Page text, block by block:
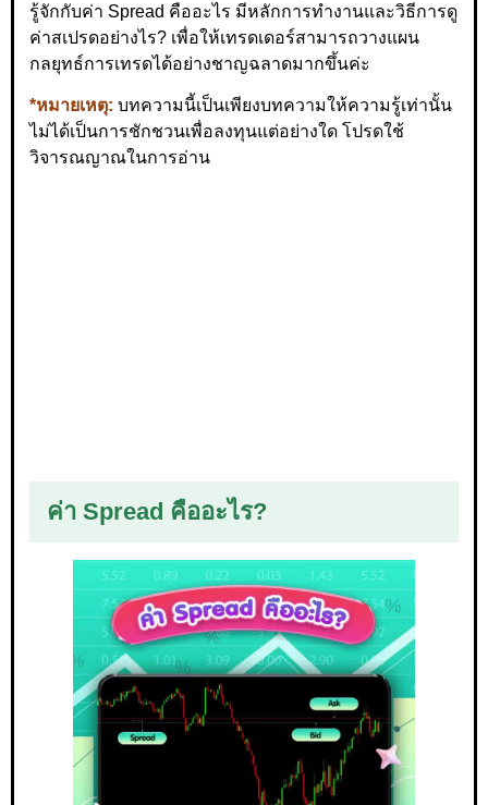
รู้จักกับค่า Spread คืออะไร มีหลักการทำงานและวิธีการดู
ค่าสเปรดอย่างไร? เพื่อให้เทรดเดอร์สามารถวางแผน
กลยุทธ์การเทรดได้อย่างชาญฉลาดมากขึ้นค่ะ
*หมายเหตุ: บทความนี้เป็นเพียงบทความให้ความรู้เท่านั้น
ไม่ได้เป็นการชักชวนเพื่อลงทุนแต่อย่างใด โปรดใช้
วิจารณญาณในการอ่าน
ค่า Spread คืออะไร?